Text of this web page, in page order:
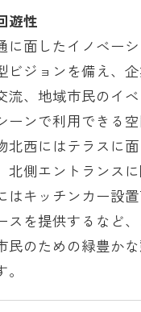
遊性
に面したイノベー
ビジョンを備え、企
流、地域市民のイ
ーンで利用できる
北西にはテラスに
北側エントランス
はキッチンカー設
スを提供するなど
民のための緑豊か